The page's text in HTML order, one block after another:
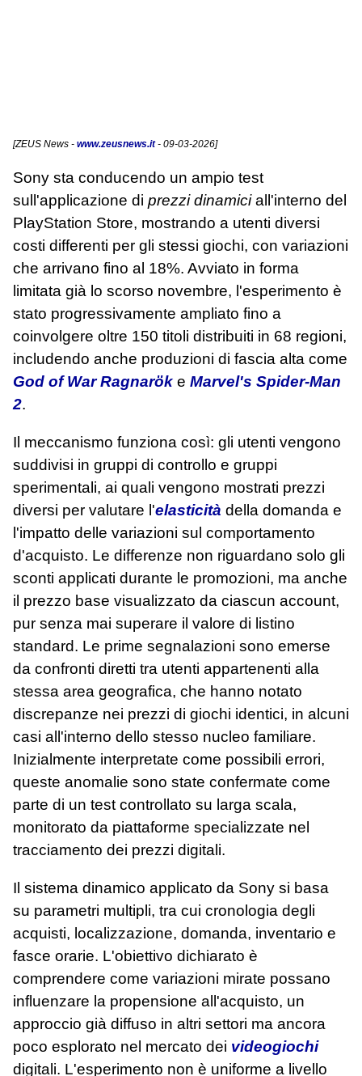
[ZEUS News - www.zeusnews.it- 09-03-2026]
Sony sta conducendo un ampio test
sull'applicazione di prezzi dinamiciall'interno del
PlayStation Store, mostrando a utenti diversi
costi differenti per gli stessi giochi, con variazioni
che arrivano fino al 18%. Avviato in forma
limitata già lo scorso novembre, l'esperimento è
stato progressivamente ampliato fino a
coinvolgere oltre 150 titoli distribuiti in 68 regioni,
includendo anche produzioni di fascia alta come
God of War Ragnarök e Marvel's Spider-Man
2.
Il meccanismo funziona così: gli utenti vengono
suddivisi in gruppi di controllo e gruppi
sperimentali, ai quali vengono mostrati prezzi
diversi per valutare l'elasticità della domanda e
l'impatto delle variazioni sul comportamento
d'acquisto. Le differenze non riguardano solo gli
sconti applicati durante le promozioni, ma anche
il prezzo base visualizzato da ciascun account,
pur senza mai superare il valore di listino
standard. Le prime segnalazioni sono emerse
da confronti diretti tra utenti appartenenti alla
stessa area geografica, che hanno notato
discrepanze nei prezzi di giochi identici, in alcuni
casi all'interno dello stesso nucleo familiare.
Inizialmente interpretate come possibili errori,
queste anomalie sono state confermate come
parte di un test controllato su larga scala,
monitorato da piattaforme specializzate nel
tracciamento dei prezzi digitali.
Il sistema dinamico applicato da Sony si basa
su parametri multipli, tra cui cronologia degli
acquisti, localizzazione, domanda, inventario e
fasce orarie. L'obiettivo dichiarato è
comprendere come variazioni mirate possano
influenzare la propensione all'acquisto, un
approccio già diffuso in altri settori ma ancora
poco esplorato nel mercato dei videogiochi
digitali. L'esperimento non è uniforme a livello